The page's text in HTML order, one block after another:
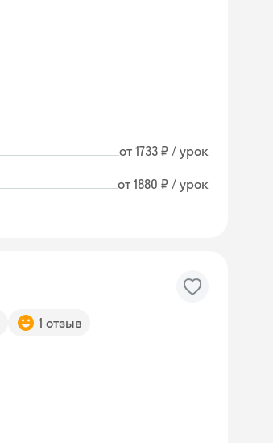
от 1733 ₽ / урок
от 1880 ₽ / урок
1 отзыв